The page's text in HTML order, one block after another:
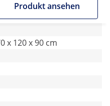
Produkt ansehen
x 120 x 90 cm